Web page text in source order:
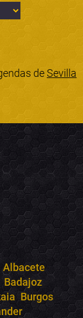
deSevilla
Albacete
Badajoz
Burgos